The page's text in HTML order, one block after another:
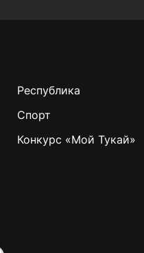
Республика
Спорт
Конкурс «Мой Тукай»